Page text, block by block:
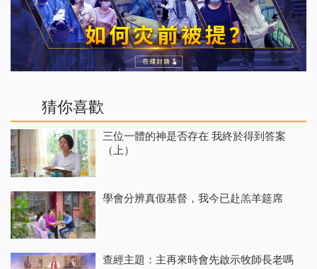
猜你喜歡
三位一體的神是否存在 我終於得到答案
（上）
學會分辨真假基督，我今已赴羔羊筵席
查經主題：主再來時會先啟示牧師長老嗎